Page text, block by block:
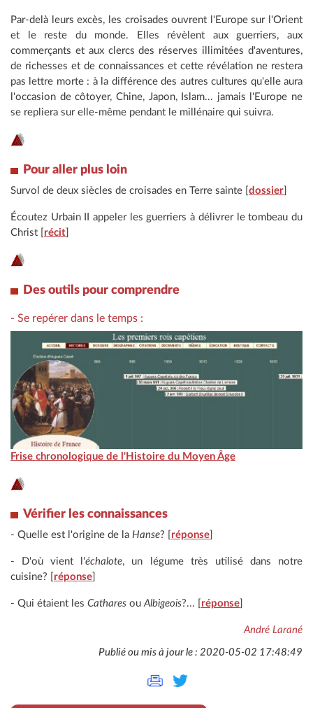
Par-delà leurs excès, les croisades ouvrent l'Europe sur l'Orient
et le reste du monde. Elles révèlent aux guerriers, aux
commerçants et aux clercs des réserves illimitées d'aventures,
de richesses et de connaissances et cette révélation ne restera
pas lettre morte : à la différence des autres cultures qu'elle aura
l'occasion de côtoyer, Chine, Japon, Islam... jamais l'Europe ne
se repliera sur elle-même pendant le millénaire qui suivra.
Pour aller plus loin
Survol de deux siècles de croisades en Terre sainte [ dossier
Écoutez Urbain II appeler les guerriers à délivrer le tombeau du
Christ [ récit
Des outils pour comprendre
- Se repérer dans le temps :
Frise chronologique de l'Histoire du Moyen Âge
Vérifier les connaissances
- Quelle est l'origine de la Hanse? [réponse]
- D'où vient l'échalote, un légume très utilisé dans notre
cuisine? [réponse]
- Qui étaient les Cathares ou Albigeois?... [réponse]
André Larané
Publié ou mis à jour le : 2020-05-02 17:48:49